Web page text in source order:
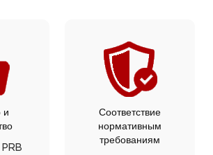
и
Соответствие
нормативным
требованиям